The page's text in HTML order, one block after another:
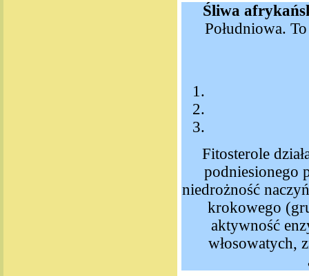
Śliwa
Południowa.
Fitosterole
podniesionego
niedrożność
krokowego
aktywność
włosowatych,